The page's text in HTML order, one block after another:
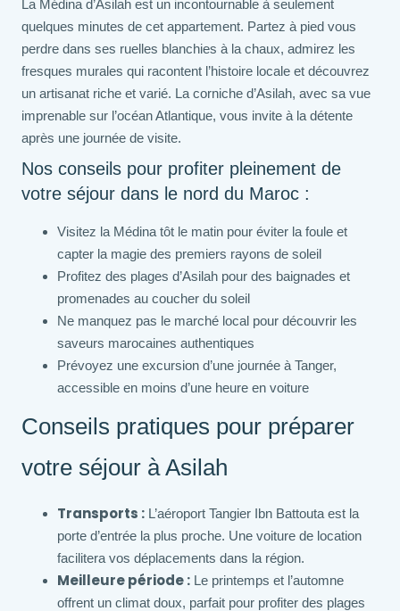
La Médina d’Asilah est un incontournable à seulement
quelques minutes de cet appartement. Partez à pied vous
perdre dans ses ruelles blanchies à la chaux, admirez les
fresques murales qui racontent l’histoire locale et découvrez
un artisanat riche et varié. La corniche d’Asilah, avec sa vue
imprenable sur l’océan Atlantique, vous invite à la détente
après une journée de visite.
Nos conseils pour profiter pleinement de
votre séjour dans le nord du Maroc :
Visitez la Médina tôt le matin pour éviter la foule et
capter la magie des premiers rayons de soleil
Profitez des plages d’Asilah pour des baignades et
promenades au coucher du soleil
Ne manquez pas le marché local pour découvrir les
saveurs marocaines authentiques
Prévoyez une excursion d’une journée à Tanger,
accessible en moins d’une heure en voiture
Conseils pratiques pour préparer
votre séjour à Asilah
Transports : L’aéroport Tangier Ibn Battouta est la
porte d’entrée la plus proche. Une voiture de location
facilitera vos déplacements dans la région.
Meilleure période : Le printemps et l’automne
offrent un climat doux, parfait pour profiter des plages